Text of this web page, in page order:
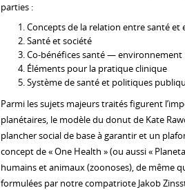
parties :
Concepts de la relation entre santé
Santé et société
Co-bénéfices santé — environnement
Éléments pour la pratique clinique
Système de santé et politiques
Parmi les sujets majeurs traités figurent
planétaires, le modèle du donut de Kate
plancher social de base à garantir et un
concept de « One Health » (ou aussi «
humains et animaux (zoonoses), de même
formulées par notre compatriote Jakob